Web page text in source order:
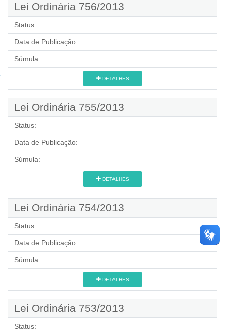
Lei Ordinária 756/2013
Status:
Data de Publicação:
Súmula:
DETALHES
Lei Ordinária 755/2013
Status:
Data de Publicação:
Súmula:
DETALHES
Lei Ordinária 754/2013
Status:
Data de Publicação:
Súmula:
DETALHES
Lei Ordinária 753/2013
Status: